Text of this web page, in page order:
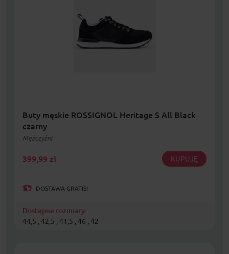
Buty męskie ROSSIGNOL Heritage S All Black
czarny
Mężczyźni
399,99 zł KUPUJĘ
DOSTAWA GRATIS!
Dostępne rozmiary:
44,5 , 42,5 , 41,5 , 46 , 42